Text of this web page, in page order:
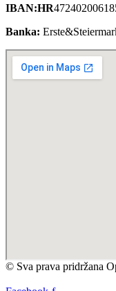
IBAN:HR
Banka:
© Sva prava pridržana